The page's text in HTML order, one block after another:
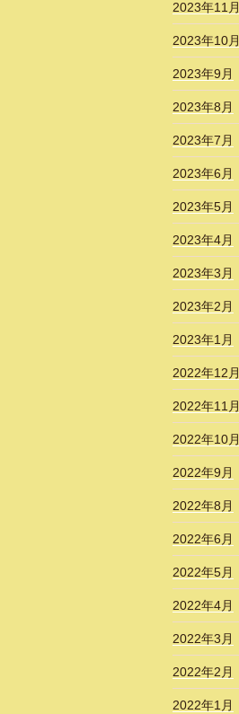
2023年11月
2023年10月
2023年9月
2023年8月
2023年7月
2023年6月
2023年5月
2023年4月
2023年3月
2023年2月
2023年1月
2022年12月
2022年11月
2022年10月
2022年9月
2022年8月
2022年6月
2022年5月
2022年4月
2022年3月
2022年2月
2022年1月